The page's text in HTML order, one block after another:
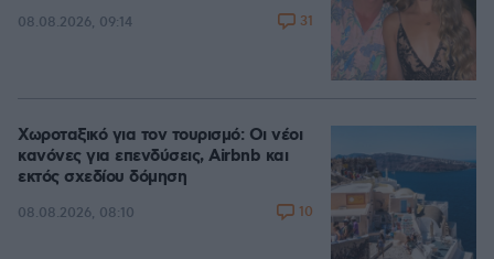
08.08.2026, 09:14 31
Χωροταξικό για τον τουρισμό: Οι νέοι
κανόνες για επενδύσεις, Airbnb και
εκτός σχεδίου δόμηση
08.08.2026, 08:10 10